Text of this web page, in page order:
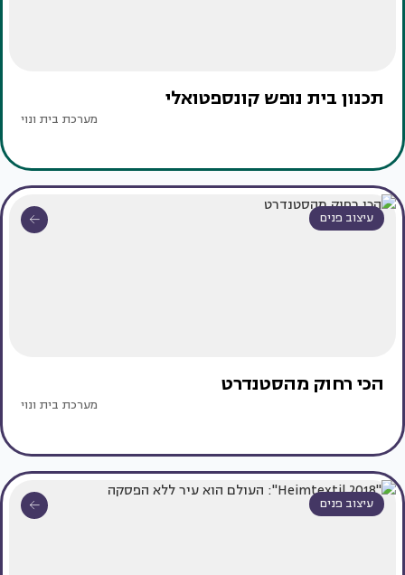
תכנון בית נופש קונספטואלי
מערכת בית ונוי
עיצוב פנים
הכי רחוק מהסטנדרט
מערכת בית ונוי
עיצוב פנים